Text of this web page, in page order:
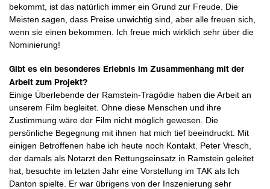
bekommt, ist das natürlich immer ein Grund zur Freude. Die
Meisten sagen, dass Preise unwichtig sind, aber alle freuen sich,
wenn sie einen bekommen. Ich freue mich wirklich sehr über die
Nominierung!
Gibt es ein besonderes Erlebnis im Zusammenhang mit der
Arbeit zum Projekt?
Einige Überlebende der Ramstein-Tragödie haben die Arbeit an
unserem Film begleitet. Ohne diese Menschen und ihre
Zustimmung wäre der Film nicht möglich gewesen. Die
persönliche Begegnung mit ihnen hat mich tief beeindruckt. Mit
einigen Betroffenen habe ich heute noch Kontakt. Peter Vresch,
der damals als Notarzt den Rettungseinsatz in Ramstein geleitet
hat, besuchte im letzten Jahr eine Vorstellung im TAK als Ich
Danton spielte. Er war übrigens von der Inszenierung sehr